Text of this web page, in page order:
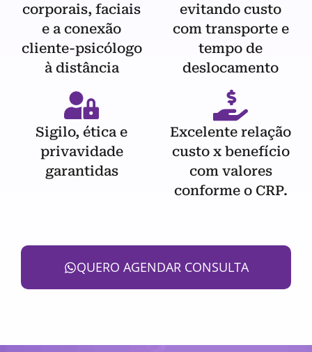
corporais, faciais
e a conexão
cliente-psicólogo
à distância
Sigilo, ética e
privavidade
garantidas
evitando custo
com transporte e
tempo de
deslocamento
Excelente relação
custo x benefício
com valores
conforme o CRP.
QUERO AGENDAR CONSULTA